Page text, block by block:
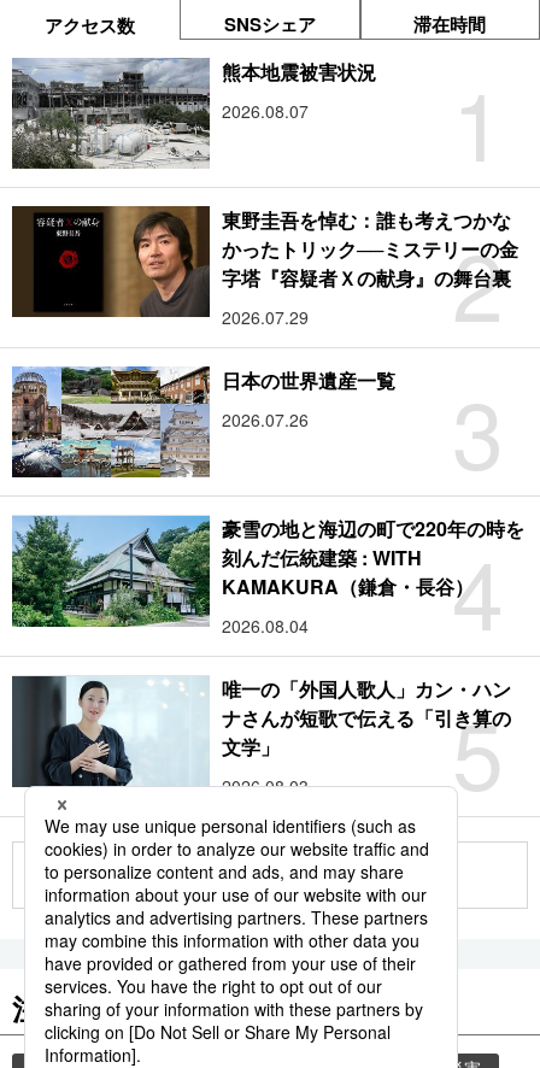
アクセス数 SNSシェア 滞在時間
1
熊本地震被害状況
2026.08.07
2
東野圭吾を悼む：誰も考えつかな
かったトリック──ミステリーの金
字塔『容疑者Ｘの献身』の舞台裏
2026.07.29
3
日本の世界遺産一覧
2026.07.26
4
豪雪の地と海辺の町で220年の時を
刻んだ伝統建築 : WITH
KAMAKURA（鎌倉・長谷）
2026.08.04
5
唯一の「外国人歌人」カン・ハン
ナさんが短歌で伝える「引き算の
文学」
2026.08.03
もっと見る
注目のキーワード